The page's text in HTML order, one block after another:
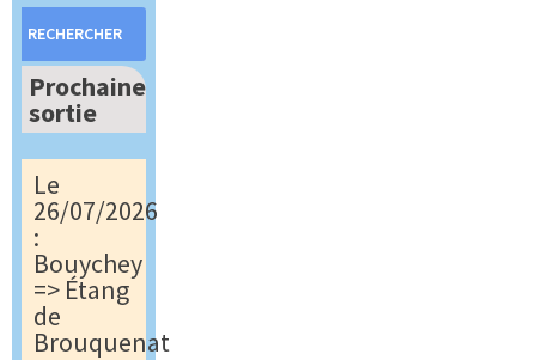
Rechercher :
Prochaine
sortie
Le
26/07/2026
:
Bouychey
=> Étang
de
Brouquenat